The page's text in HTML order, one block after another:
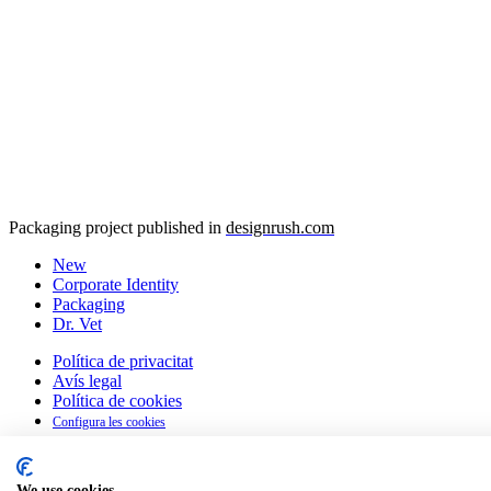
Packaging project published in designrush.com
New
Corporate Identity
Packaging
Dr. Vet
Política de privacitat
Avís legal
Política de cookies
Configura les cookies